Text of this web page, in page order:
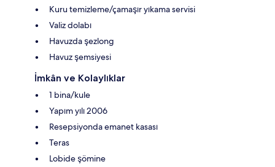
Kuru temizleme/çamaşır yıkama servisi
Valiz dolabı
Havuzda şezlong
Havuz şemsiyesi
İmkân ve Kolaylıklar
1 bina/kule
Yapım yılı 2006
Resepsiyonda emanet kasası
Teras
Lobide şömine